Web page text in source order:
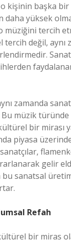
kişinin başka
daha yüksek
müziğini tercih
tercih değil, aynı
zamanda
müzik türünde
bir mirası
piyasa
gelir
sanatsal
Refah
bir miras